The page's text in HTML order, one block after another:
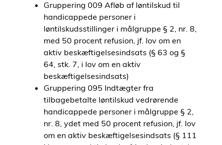
Gruppering 009 Afløb af løntilskud til
handicappede personer i
løntilskudsstillinger i målgruppe § 2, nr. 8,
med 50 procent refusion, jf. lov om en
aktiv beskæftigelsesindsats (§ 63 og §
64, stk. 7, i lov om en aktiv
beskæftigelsesindsats)
Gruppering 095 Indtægter fra
tilbagebetalte løntilskud vedrørende
handicappede personer i målgruppe § 2,
nr. 8, ydet med 50 procent refusion, jf. lov
om en aktiv beskæftigelsesindsats (§ 111